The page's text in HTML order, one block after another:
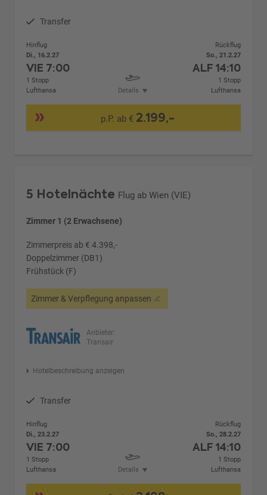
Transfer
Hinflug
Di., 16.2.27
VIE 7:00
1 Stopp
Lufthansa
Details
Rückflug
So., 21.2.27
ALF 14:10
1 Stopp
Lufthansa
p.P. ab € 2.199,-
5 Hotelnächte Flug ab Wien (VIE)
Zimmer 1 (2 Erwachsene)
Zimmerpreis ab € 4.398,-
Doppelzimmer (DB1)
Frühstück (F)
Zimmer & Verpflegung anpassen
Anbieter:
Transair
Hotelbeschreibung anzeigen
Transfer
Hinflug
Di., 23.2.27
VIE 7:00
1 Stopp
Lufthansa
Details
Rückflug
So., 28.2.27
ALF 14:10
1 Stopp
Lufthansa